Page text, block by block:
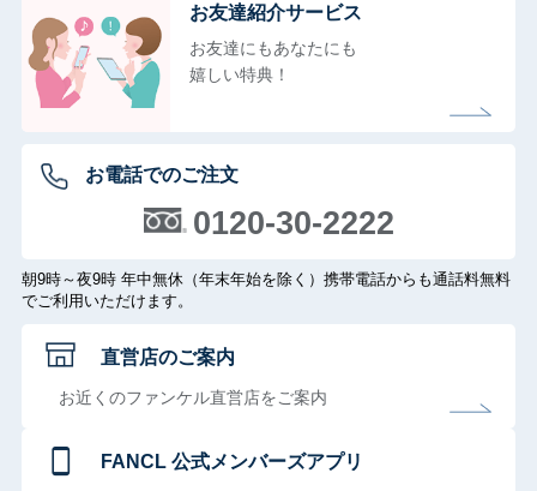
お友達紹介サービス
お友達にもあなたにも
嬉しい特典！
お電話でのご注文
0120-30-2222
朝9時～夜9時 年中無休（年末年始を除く）携帯電話からも通話料無料
でご利用いただけます。
直営店のご案内
お近くのファンケル直営店をご案内
FANCL 公式メンバーズアプリ